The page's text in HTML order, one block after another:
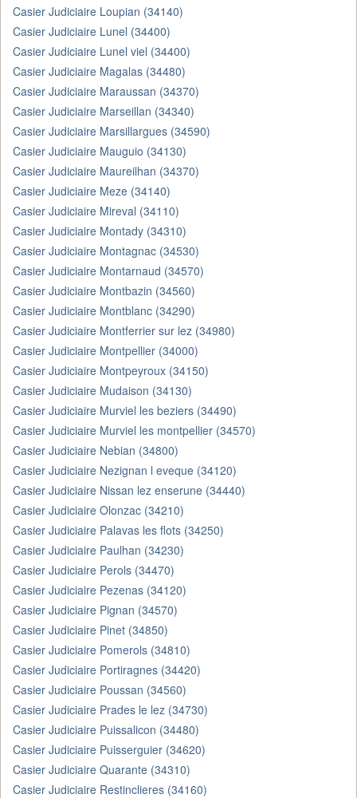
Casier Judiciaire Loupian (34140)
Casier Judiciaire Lunel (34400)
Casier Judiciaire Lunel viel (34400)
Casier Judiciaire Magalas (34480)
Casier Judiciaire Maraussan (34370)
Casier Judiciaire Marseillan (34340)
Casier Judiciaire Marsillargues (34590)
Casier Judiciaire Mauguio (34130)
Casier Judiciaire Maureilhan (34370)
Casier Judiciaire Meze (34140)
Casier Judiciaire Mireval (34110)
Casier Judiciaire Montady (34310)
Casier Judiciaire Montagnac (34530)
Casier Judiciaire Montarnaud (34570)
Casier Judiciaire Montbazin (34560)
Casier Judiciaire Montblanc (34290)
Casier Judiciaire Montferrier sur lez (34980)
Casier Judiciaire Montpellier (34000)
Casier Judiciaire Montpeyroux (34150)
Casier Judiciaire Mudaison (34130)
Casier Judiciaire Murviel les beziers (34490)
Casier Judiciaire Murviel les montpellier (34570)
Casier Judiciaire Nebian (34800)
Casier Judiciaire Nezignan l eveque (34120)
Casier Judiciaire Nissan lez enserune (34440)
Casier Judiciaire Olonzac (34210)
Casier Judiciaire Palavas les flots (34250)
Casier Judiciaire Paulhan (34230)
Casier Judiciaire Perols (34470)
Casier Judiciaire Pezenas (34120)
Casier Judiciaire Pignan (34570)
Casier Judiciaire Pinet (34850)
Casier Judiciaire Pomerols (34810)
Casier Judiciaire Portiragnes (34420)
Casier Judiciaire Poussan (34560)
Casier Judiciaire Prades le lez (34730)
Casier Judiciaire Puissalicon (34480)
Casier Judiciaire Puisserguier (34620)
Casier Judiciaire Quarante (34310)
Casier Judiciaire Restinclieres (34160)